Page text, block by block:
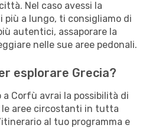
Nel caso avessi la
più a lungo, ti consigliamo di
autentici, assaporare la
nelle sue aree pedonali.
esplorare Grecia?
Corfù avrai la possibilità di
le aree circostanti in tutta
al tuo programma e